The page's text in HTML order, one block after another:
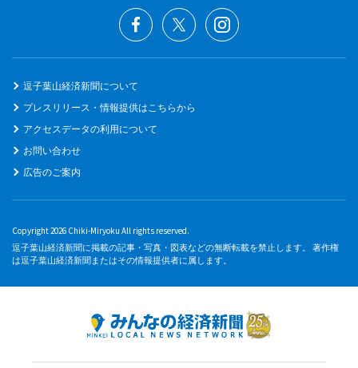
逗子葉山経済新聞について
プレスリリース・情報提供はこちらから
アクセスデータの利用について
お問い合わせ
広告のご案内
Copyright 2026 Chiki-Miryoku All rights reserved.
逗子葉山経済新聞に掲載の記事・写真・図表などの無断転載を禁止します。 著作権
は逗子葉山経済新聞またはその情報提供者に属します。